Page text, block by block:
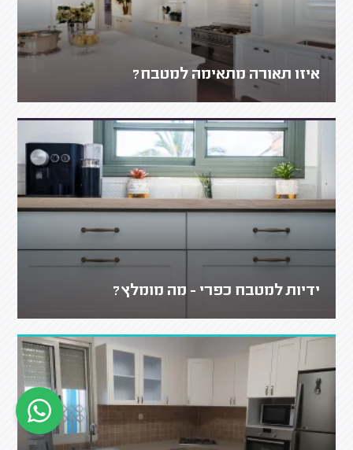
איזו תאורה מתאימה למטבח?
ידיות למטבח כפרי - מה מומלץ?